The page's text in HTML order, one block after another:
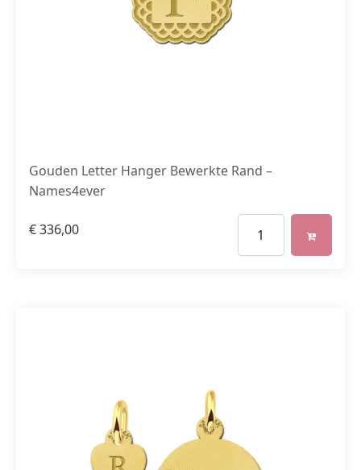
Gouden Letter Hanger Bewerkte Rand –
Names4ever
€336,00